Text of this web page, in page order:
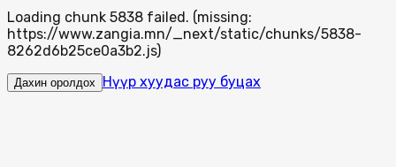
Loading chunk 5838 failed. (missing:
https://www.zangia.mn/_next/static/chunks/5838-
8262d6b25ce0a3b2.js)
Дахин оролдох Нүүр хуудас руу буцах